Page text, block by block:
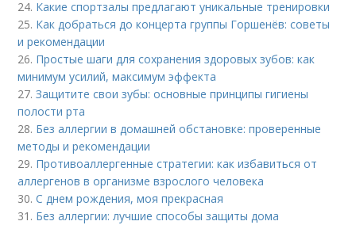
24. Какие спортзалы предлагают уникальные тренировки
25. Как добраться до концерта группы Горшенёв: советы
и рекомендации
26. Простые шаги для сохранения здоровых зубов: как
минимум усилий, максимум эффекта
27.Защитите свои зубы: основные принципы гигиены
полости рта
28. Без аллергии в домашней обстановке: проверенные
методы и рекомендации
29. Противоаллергенные стратегии: как избавиться от
аллергенов в организме взрослого человека
30.С днем рождения, моя прекрасная
31. Без аллергии: лучшие способы защиты дома